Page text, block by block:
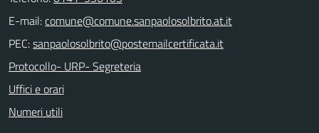
E-mail:
PEC:
Protocollo- URP- Segreteria
Uffici e orari
Numeri utili